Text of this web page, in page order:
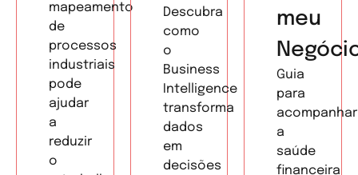
mapeamento
de
processos
industriais
pode
ajudar
a
reduzir
o
Descubra
como
o
Business
Intelligence
transforma
dados
em
decisões
meu
Guia
para
acompanhar
a
saúde
financeira